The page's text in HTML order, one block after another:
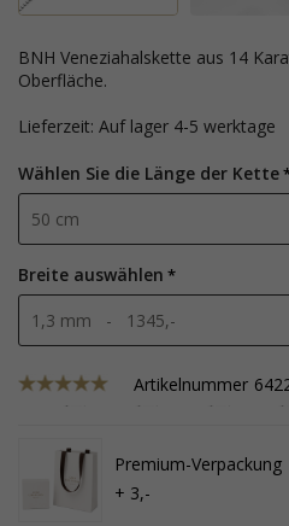
BNH Veneziahalskette aus 14 Karat Weißgold mit polierter
Oberfläche.
Lieferzeit: Auf lager 4-5 werktage
Wählen Sie die Länge der Kette
Breite auswählen
Artikelnummer
Premium-Verpackung
+ 3,-